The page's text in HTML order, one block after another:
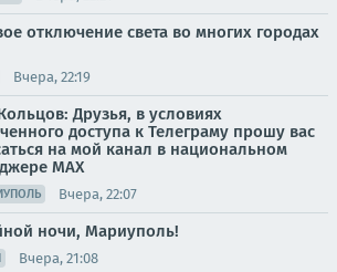
отключение света во многих городах
Вчера, 22:19
Друзья, в условиях
доступа к Телеграму прошу вас
на мой канал в национальном
МАХ
Вчера, 22:07
ночи, Мариуполь!
Вчера, 21:08